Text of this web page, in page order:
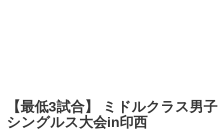
【最低3試合】 ミドルクラス男子
シングルス大会in印西